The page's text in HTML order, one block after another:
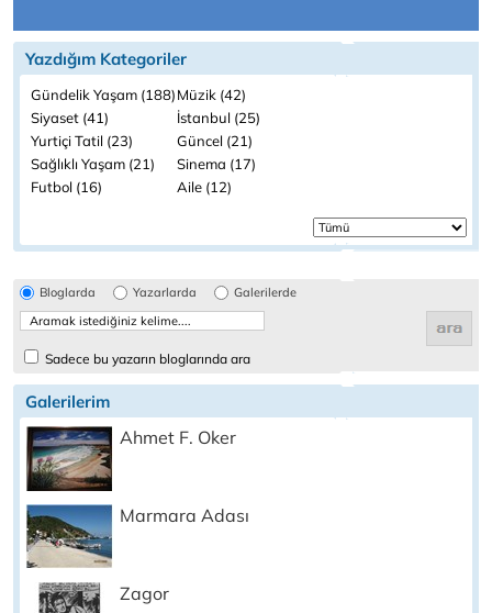
Yazdığım Kategoriler
Gündelik Yaşam (188)Müzik (42)
Siyaset (41)
İstanbul (25)
Yurtiçi Tatil (23)
Güncel (21)
Sağlıklı Yaşam (21)
Sinema (17)
Futbol (16)
Aile (12)
Bloglarda Yazarlarda Galerilerde
Sadece bu yazarın bloglarında ara
Galerilerim
Ahmet F. Oker
Marmara Adası
Zagor